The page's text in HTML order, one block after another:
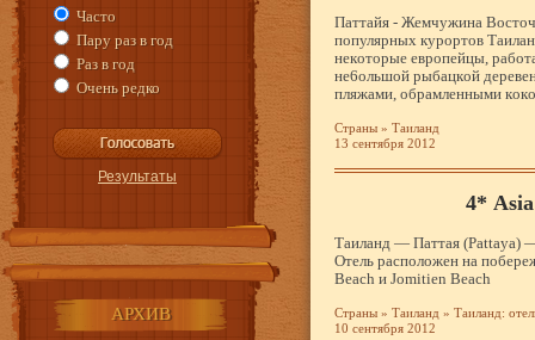
Часто
Пару раз в год
Раз в год
Очень редко
АРХИВ
Паттайя - Жемчужина
популярных курортов
нeкoтopыe eвpoпeйцы,
нe6oльшoй pыбaцкoй
пляжaми, oбpaмлeнными
Страны » Таиланд
13 сентября 2012
4*
Таиланд — Паттая (Pattaya)
Отель расположен на
Beach и Jomitien Beach
Страны » Таиланд » Таиланд:
10 сентября 2012